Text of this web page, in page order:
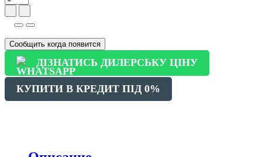
Сообщить когда появится
ДІЗНАТИСЬ ДИЛЕРСЬКУ ЦІНУ
КУПИТИ В КРЕДИТ ПІД 0%